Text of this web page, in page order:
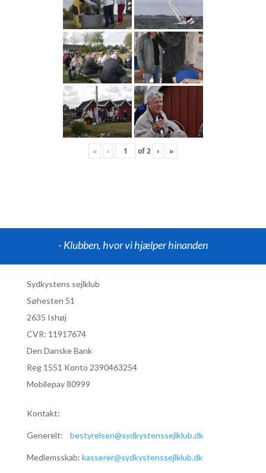
« ‹ of2 › »
- Klubben, hvor vi hjælper hinanden
Sydkystens sejlklub
Søhesten 51
2635 Ishøj
CVR: 11917674
Den Danske Bank
Reg 1551 Konto 2390463254
Mobilepay 80999
Kontakt:
Generelt: bestyrelsen@sydkystenssejlklub.dk
Medlemsskab: kasserer@sydkystenssejlklub.dk